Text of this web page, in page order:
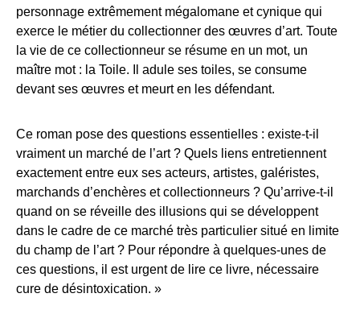
personnage extrêmement mégalomane et cynique qui
exerce le métier du collectionner des œuvres d’art. Toute
la vie de ce collectionneur se résume en un mot, un
maître mot : la Toile. Il adule ses toiles, se consume
devant ses œuvres et meurt en les défendant.
Ce roman pose des questions essentielles : existe-t-il
vraiment un marché de l’art ? Quels liens entretiennent
exactement entre eux ses acteurs, artistes, galéristes,
marchands d’enchères et collectionneurs ? Qu’arrive-t-il
quand on se réveille des illusions qui se développent
dans le cadre de ce marché très particulier situé en limite
du champ de l’art ? Pour répondre à quelques-unes de
ces questions, il est urgent de lire ce livre, nécessaire
cure de désintoxication. »